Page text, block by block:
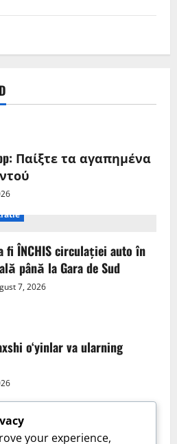
Παίξτε τα αγαπημένα
fi ÎNCHIS circulației auto în
până la Gara de Sud
7, 2026
o‘yinlar va ularning
your experience,